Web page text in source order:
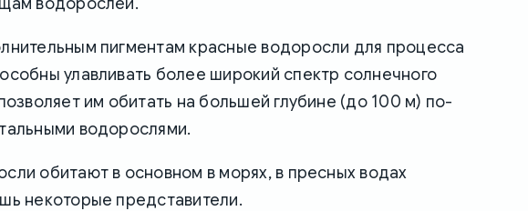
пигментам красные водоросли для процесса
улавливать более широкий спектр солнечного
им обитать на большей глубине (до 100 м) по-
водорослями.
обитают в основном в морях, в пресных водах
некоторые представители.